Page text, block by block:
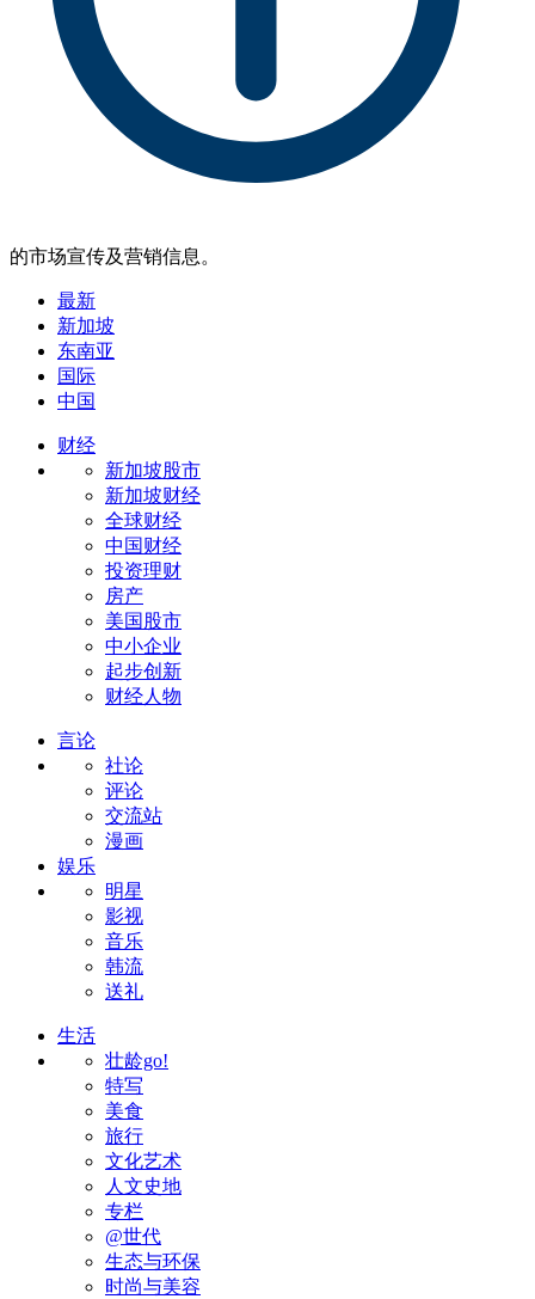
的市场宣传及营销信息。
最新
新加坡
东南亚
国际
中国
财经
新加坡股市
新加坡财经
全球财经
中国财经
投资理财
房产
美国股市
中小企业
起步创新
财经人物
言论
社论
评论
交流站
漫画
娱乐
明星
影视
音乐
韩流
送礼
生活
壮龄go!
特写
美食
旅行
文化艺术
人文史地
专栏
@世代
生态与环保
时尚与美容